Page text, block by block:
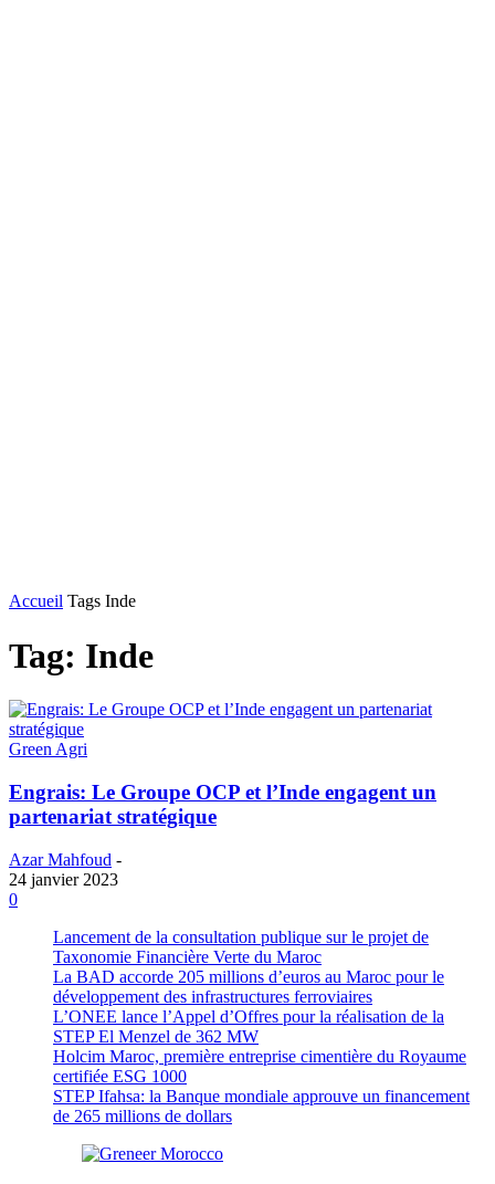
Accueil Tags Inde
Tag: Inde
Green Agri
Engrais: Le Groupe OCP et l’Inde engagent un
partenariat stratégique
Azar Mahfoud -
24 janvier 2023
0
Lancement de la consultation publique sur le projet de
Taxonomie Financière Verte du Maroc
La BAD accorde 205 millions d’euros au Maroc pour le
développement des infrastructures ferroviaires
L’ONEE lance l’Appel d’Offres pour la réalisation de la
STEP El Menzel de 362 MW
Holcim Maroc, première entreprise cimentière du Royaume
certifiée ESG 1000
STEP Ifahsa: la Banque mondiale approuve un financement
de 265 millions de dollars